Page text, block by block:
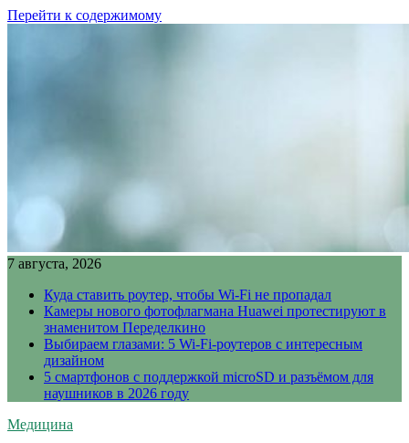
Перейти к содержимому
7 августа, 2026
Куда ставить роутер, чтобы Wi-Fi не пропадал
Камеры нового фотофлагмана Huawei протестируют в
знаменитом Переделкино
Выбираем глазами: 5 Wi-Fi-роутеров с интересным
дизайном
5 смартфонов с поддержкой microSD и разъёмом для
наушников в 2026 году
Медицина